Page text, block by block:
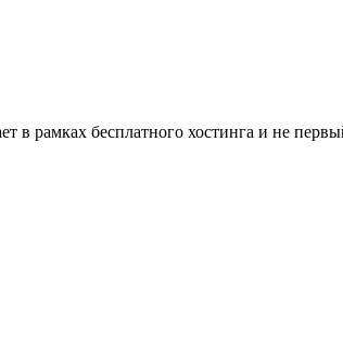
рамках бесплатного хостинга и не